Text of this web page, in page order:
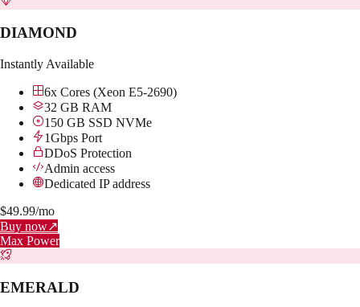
DIAMOND
Instantly Available
6x Cores (Xeon E5-2690)
32 GB RAM
150 GB SSD NVMe
1Gbps Port
DDoS Protection
Admin access
Dedicated IP address
$49.99/mo
Buy now↗
Max Power
EMERALD